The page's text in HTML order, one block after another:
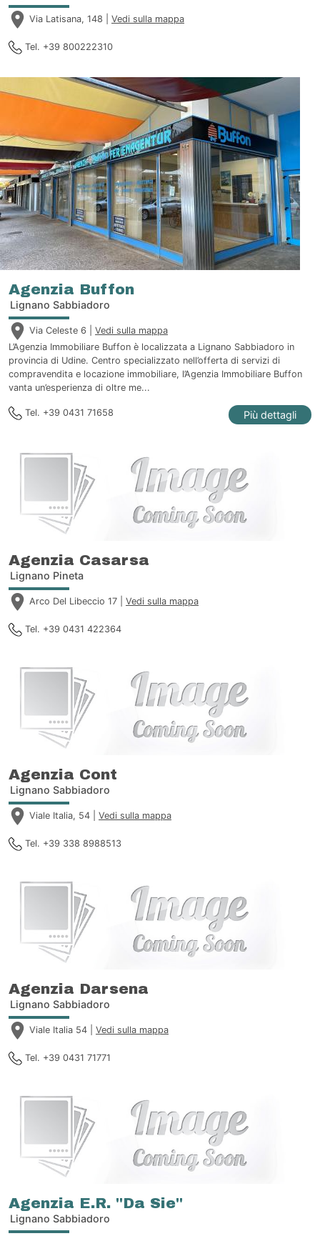
Via Latisana, 148 | Vedi sulla mappa
Tel. +39 800222310
Agenzia Buffon
Lignano Sabbiadoro
Via Celeste 6 | Vedi sulla mappa
L’Agenzia Immobiliare Buffon è localizzata a Lignano Sabbiadoro in
provincia di Udine. Centro specializzato nell’offerta di servizi di
compravendita e locazione immobiliare, l’Agenzia Immobiliare Buffon
vanta un’esperienza di oltre me...
Tel. +39 0431 71658 Più dettagli
Agenzia Casarsa
Lignano Pineta
Arco Del Libeccio 17 | Vedi sulla mappa
Tel. +39 0431 422364
Agenzia Cont
Lignano Sabbiadoro
Viale Italia, 54 | Vedi sulla mappa
Tel. +39 338 8988513
Agenzia Darsena
Lignano Sabbiadoro
Viale Italia 54 | Vedi sulla mappa
Tel. +39 0431 71771
Agenzia E.R. "Da Sie"
Lignano Sabbiadoro